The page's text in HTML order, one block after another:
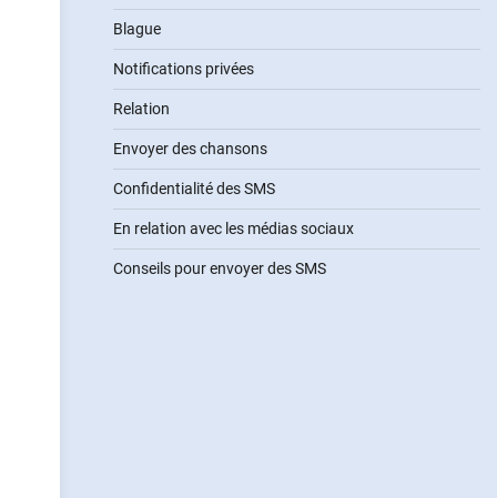
Blague
Notifications privées
Relation
Envoyer des chansons
Confidentialité des SMS
En relation avec les médias sociaux
Conseils pour envoyer des SMS